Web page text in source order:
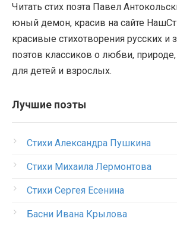
Читать стих поэта Павел
юный демон, красив на сайте
красивые стихотворения русских и
поэтов классиков о любви,
для детей и взрослых.
Лучшие поэты
Стихи Александра Пушкина
Стихи Михаила Лермонтова
Стихи Сергея Есенина
Басни Ивана Крылова